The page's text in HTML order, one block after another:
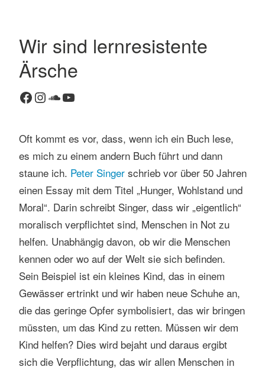
Wir sind lernresistente
Ärsche
Facebook
Instagram
SoundCloud
YouTube
Oft kommt es vor, dass, wenn ich ein Buch lese,
es mich zu einem andern Buch führt und dann
staune ich. Peter Singerschrieb vor über 50 Jahren
einen Essay mit dem Titel „Hunger, Wohlstand und
Moral“. Darin schreibt Singer, dass wir „eigentlich“
moralisch verpflichtet sind, Menschen in Not zu
helfen. Unabhängig davon, ob wir die Menschen
kennen oder wo auf der Welt sie sich befinden.
Sein Beispiel ist ein kleines Kind, das in einem
Gewässer ertrinkt und wir haben neue Schuhe an,
die das geringe Opfer symbolisiert, das wir bringen
müssten, um das Kind zu retten. Müssen wir dem
Kind helfen? Dies wird bejaht und daraus ergibt
sich die Verpflichtung, das wir allen Menschen in
K
t
a
r
n
t
e
r
a
s
s
e
n